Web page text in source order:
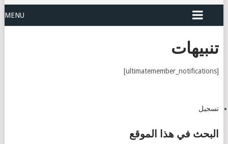
MENU
تنبيهات
[ultimatemember_notifications]
تسجيل
البحث في هذا الموقع